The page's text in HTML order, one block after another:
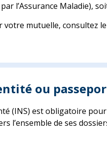
l’Assurance Maladie),
mutuelle, consultez
ou
(INS) est obligatoire
l’ensemble de ses